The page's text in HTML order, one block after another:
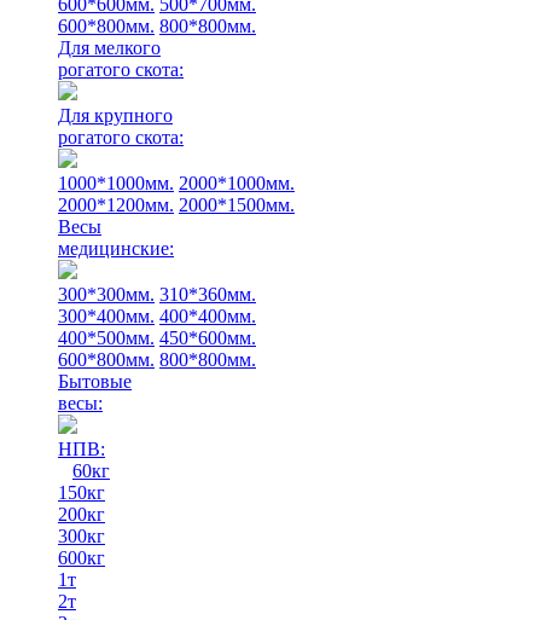
600*600мм. 500*700мм.
600*800мм. 800*800мм.
Для мелкого
рогатого скота:
Для крупного
рогатого скота:
1000*1000мм. 2000*1000мм.
2000*1200мм. 2000*1500мм.
Весы
медицинские:
300*300мм. 310*360мм.
300*400мм. 400*400мм.
400*500мм. 450*600мм.
600*800мм. 800*800мм.
Бытовые
весы:
НПВ:
60кг
150кг
200кг
300кг
600кг
1т
2т